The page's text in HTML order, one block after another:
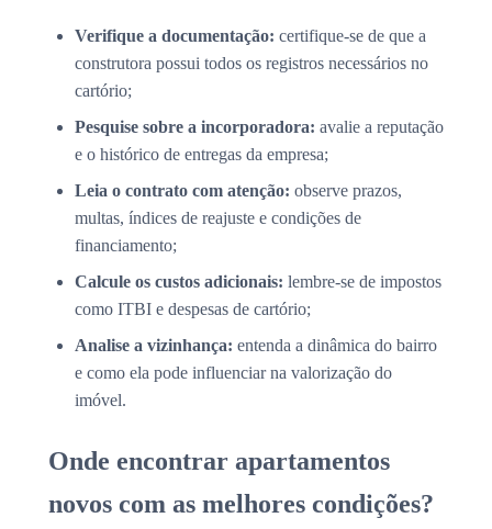
Verifique a documentação: certifique-se de que a
construtora possui todos os registros necessários no
cartório;
Pesquise sobre a incorporadora: avalie a reputação
e o histórico de entregas da empresa;
Leia o contrato com atenção: observe prazos,
multas, índices de reajuste e condições de
financiamento;
Calcule os custos adicionais: lembre-se de impostos
como ITBI e despesas de cartório;
Analise a vizinhança: entenda a dinâmica do bairro
e como ela pode influenciar na valorização do
imóvel.
Onde encontrar apartamentos
novos com as melhores condições?